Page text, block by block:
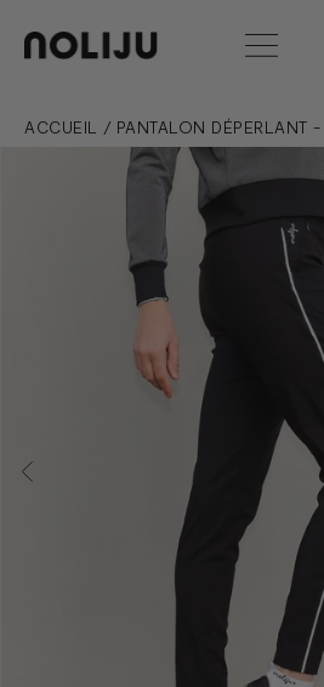
ACCUEIL / PANTALON DÉPERLANT